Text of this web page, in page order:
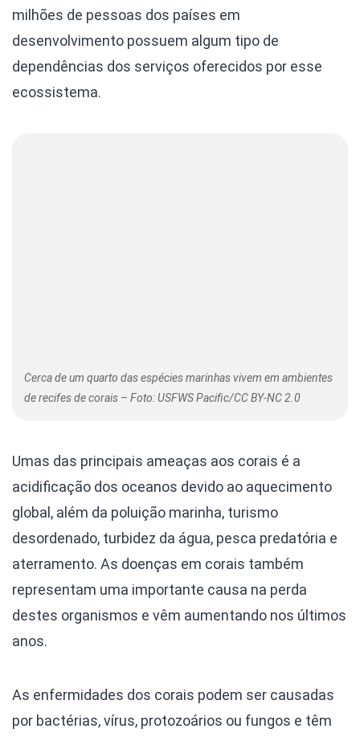
milhões de pessoas dos países em
desenvolvimento possuem algum tipo de
dependências dos serviços oferecidos por esse
ecossistema.
Cerca de um quarto das espécies marinhas vivem em ambientes
de recifes de corais – Foto: USFWS Pacific/CC BY-NC 2.0
Umas das principais ameaças aos corais é a
acidificação dos oceanos devido ao aquecimento
global, além da poluição marinha, turismo
desordenado, turbidez da água, pesca predatória e
aterramento. As doenças em corais também
representam uma importante causa na perda
destes organismos e vêm aumentando nos últimos
anos.
As enfermidades dos corais podem ser causadas
por bactérias, vírus, protozoários ou fungos e têm